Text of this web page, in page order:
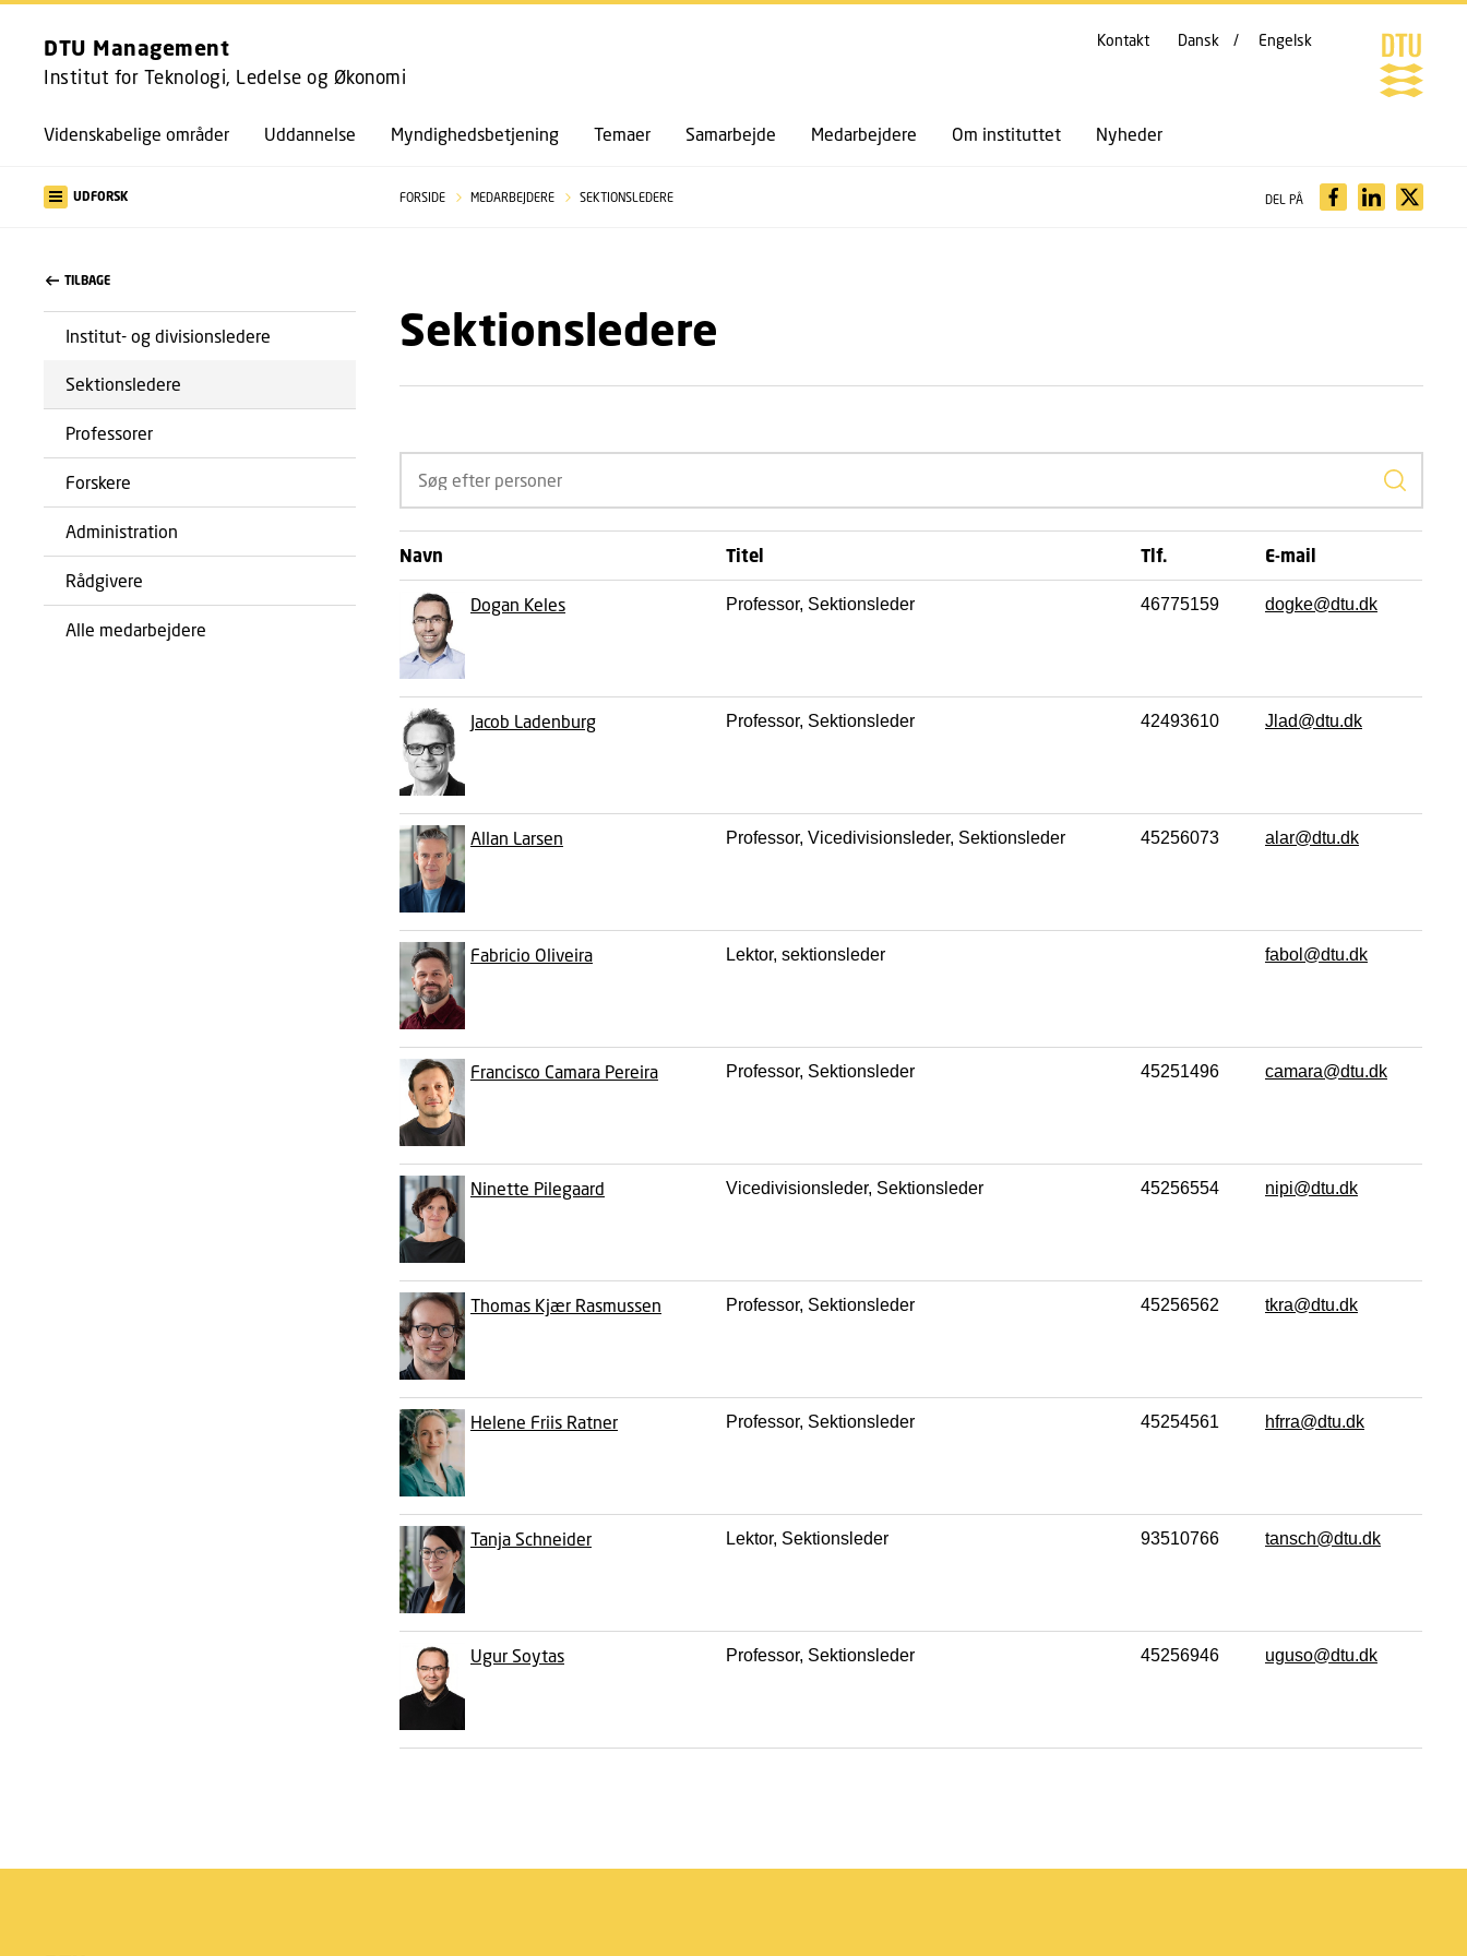
GÅ TIL PRIMÆRT INDHOLD (TRYK ENTER).
DTU Management
Institut for Teknologi, Ledelse og Økonomi
Videnskabelige områder Uddannelse Myndighedsbetjening Temaer Samarbejde Medarbejdere Om instituttet Nyheder
Kontakt Dansk Engelsk
UDFORSK FORSIDE MEDARBEJDERE SEKTIONSLEDERE DEL PÅ
TILBAGE
Institut- og divisionsledere
Sektionsledere
Professorer
Forskere
Administration
Rådgivere
Alle medarbejdere
Sektionsledere
Søg
Navn Titel Tlf. E-mail
Dogan Keles Professor, Sektionsleder 46775159 dogke@dtu.dk
Jacob Ladenburg Professor, Sektionsleder 42493610 Jlad@dtu.dk
Allan Larsen Professor, Vicedivisionsleder, Sektionsleder 45256073 alar@dtu.dk
Fabricio Oliveira Lektor, sektionsleder fabol@dtu.dk
Francisco Camara Pereira Professor, Sektionsleder 45251496 camara@dtu.dk
Ninette Pilegaard Vicedivisionsleder, Sektionsleder 45256554 nipi@dtu.dk
Thomas Kjær Rasmussen Professor, Sektionsleder 45256562 tkra@dtu.dk
Helene Friis Ratner Professor, Sektionsleder 45254561 hfrra@dtu.dk
Tanja Schneider Lektor, Sektionsleder 93510766 tansch@dtu.dk
Ugur Soytas Professor, Sektionsleder 45256946 uguso@dtu.dk